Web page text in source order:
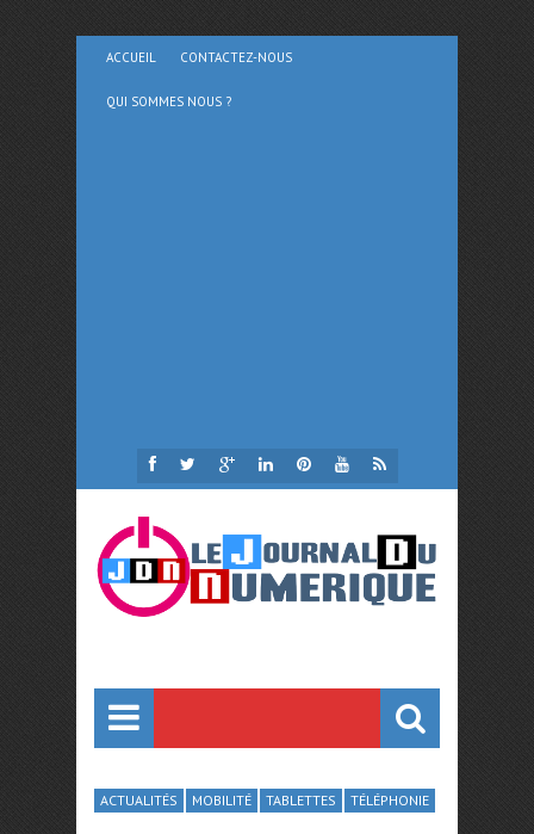
ACCUEIL CONTACTEZ-NOUS
QUI SOMMES NOUS ?
ACTUALITÉS MOBILITÉ TABLETTES TÉLÉPHONIE